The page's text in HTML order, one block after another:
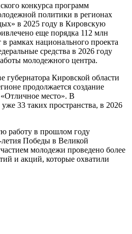
конкурса программ
политики в регионах
в 2025 году в Кировскую
еще порядка 112 млн
рамках национального проекта
средства в 2026 году
молодежного центра.
губернатора Кировской области
продолжается создание
место». В
33 таких пространства, в 2026
работу в прошлом году
летия Победы в Великой
молодежи проведено более
и акций, которые охватили